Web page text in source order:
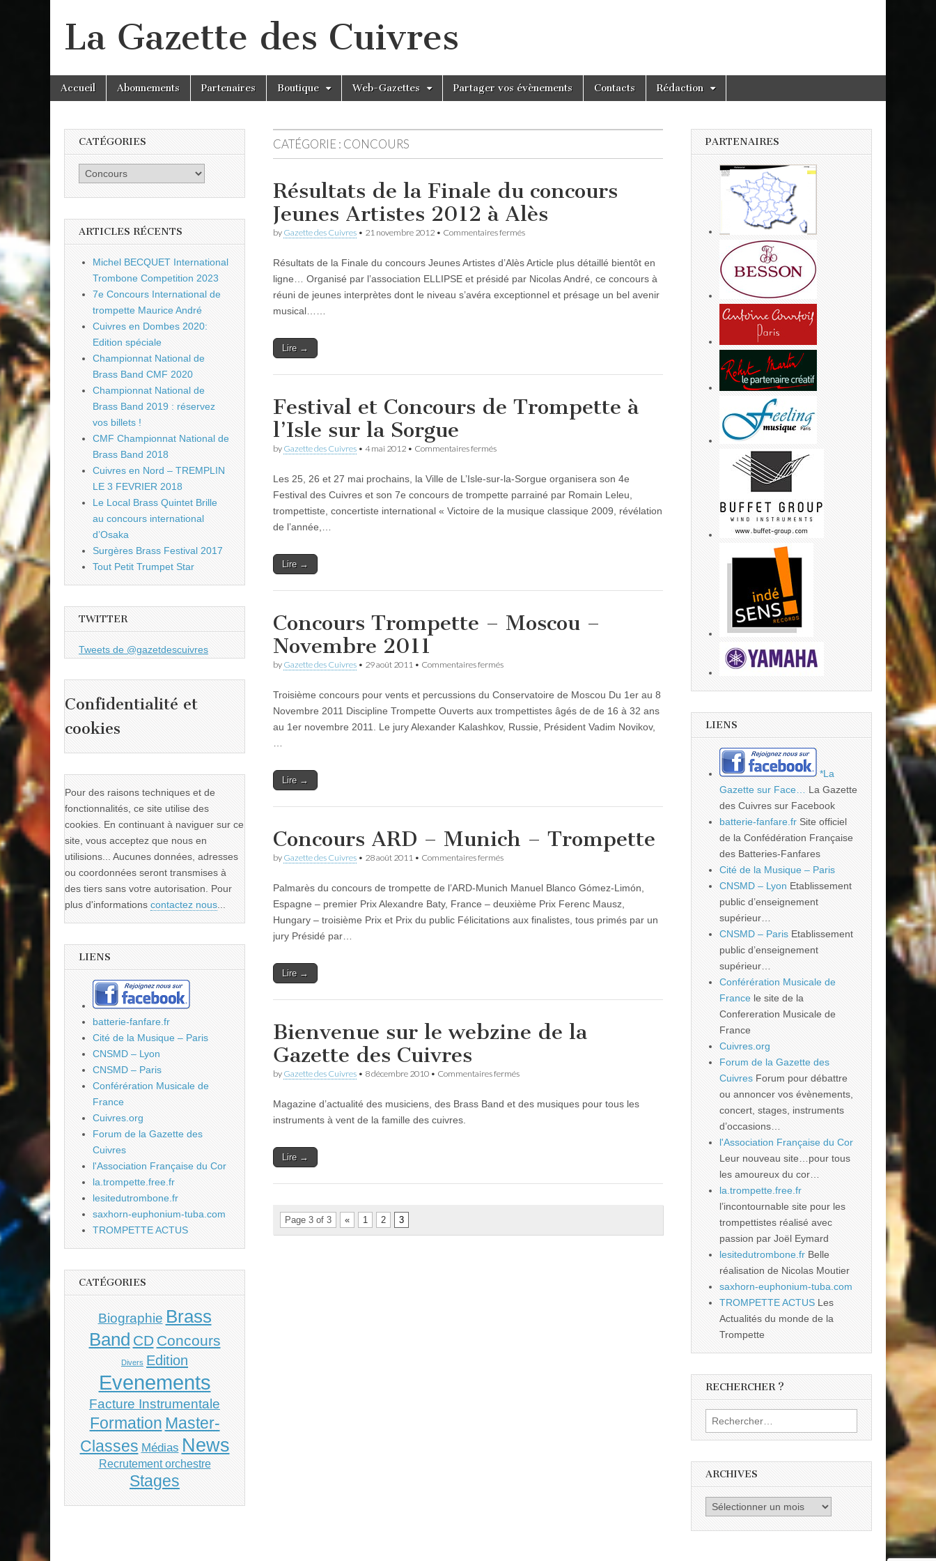
La Gazette des Cuivres
Main
menu
Skip
Accueil Abonnements Partenaires Boutique Web-Gazettes Partager vos évènements Contacts Rédaction
CATÉGORIE : CONCOURS
Résultats de la Finale du concours
Jeunes Artistes 2012 à Alès
by Gazette des Cuivres • 21 novembre 2012 • Commentaires ferméssur
la
Finale
concours
Résultats de la Finale du concours Jeunes Artistes d’Alès Article plus détaillé bientôt en
ligne… Organisé par l’association ELLIPSE et présidé par Nicolas André, ce concours à
réuni de jeunes interprètes dont le niveau s’avéra exceptionnel et présage un bel avenir
musical……
Lire →
Festival et Concours de Trompette à
l’Isle sur la Sorgue
by Gazette des Cuivres • 4 mai 2012 • Commentaires ferméssur
Concours
de
Trompette
à
Les 25, 26 et 27 mai prochains, la Ville de L’Isle-sur-la-Sorgue organisera son 4e
Festival des Cuivres et son 7e concours de trompette parrainé par Romain Leleu,
trompettiste, concertiste international « Victoire de la musique classique 2009, révélation
de l’année,…
Lire →
Concours Trompette – Moscou –
Novembre 2011
by Gazette des Cuivres • 29 août 2011 • Commentaires ferméssur
–
Moscou
Novembre
Troisième concours pour vents et percussions du Conservatoire de Moscou Du 1er au 8
Novembre 2011 Discipline Trompette Ouverts aux trompettistes âgés de de 16 à 32 ans
au 1er novembre 2011. Le jury Alexander Kalashkov, Russie, Président Vadim Novikov,
Lire →
Concours ARD – Munich – Trompette
by Gazette des Cuivres • 28 août 2011 • Commentaires ferméssur
–
Munich
Trompette
Palmarès du concours de trompette de l’ARD-Munich Manuel Blanco Gómez-Limón,
Espagne – premier Prix Alexandre Baty, France – deuxième Prix Ferenc Mausz,
Hungary – troisième Prix et Prix du public Félicitations aux finalistes, tous primés par un
jury Présidé par…
Lire →
Bienvenue sur le webzine de la
Gazette des Cuivres
by Gazette des Cuivres • 8 décembre 2010 • Commentaires ferméssur
le
Magazine d’actualité des musiciens, des Brass Band et des musiques pour tous les
instruments à vent de la famille des cuivres.
Lire →
Page 3 of 3 « 1 2 3
CATÉGORIES
Catégories
ARTICLES RÉCENTS
Michel BECQUET International
Trombone Competition 2023
7e Concours International de
trompette Maurice André
Cuivres en Dombes 2020:
Edition spéciale
Championnat National de
Brass Band CMF 2020
Championnat National de
Brass Band 2019 : réservez
vos billets !
CMF Championnat National de
Brass Band 2018
Cuivres en Nord – TREMPLIN
LE 3 FEVRIER 2018
Le Local Brass Quintet Brille
au concours international
d’Osaka
Surgères Brass Festival 2017
Tout Petit Trumpet Star
TWITTER
Tweets de @gazetdescuivres
Confidentialité et
cookies
Pour des raisons techniques et de
fonctionnalités, ce site utilise des
cookies. En continuant à naviguer sur ce
site, vous acceptez que nous en
utilisions... Aucunes données, adresses
ou coordonnées seront transmises à
des tiers sans votre autorisation. Pour
plus d'informations contactez nous...
LIENS
batterie-fanfare.fr
Cité de la Musique – Paris
CNSMD – Lyon
CNSMD – Paris
Conférération Musicale de
France
Cuivres.org
Forum de la Gazette des
Cuivres
l'Association Française du Cor
la.trompette.free.fr
lesitedutrombone.fr
saxhorn-euphonium-tuba.com
TROMPETTE ACTUS
CATÉGORIES
Biographie Brass
Band CD Concours
Divers Edition
Evenements
Facture Instrumentale
Formation Master-
Classes Médias News
Recrutement orchestre
Stages
PARTENAIRES
LIENS
*La
Gazette sur Face…
La Gazette
des Cuivres sur Facebook
batterie-fanfare.fr Site officiel
de la Confédération Française
des Batteries-Fanfares
Cité de la Musique – Paris
CNSMD – Lyon Etablissement
public d’enseignement
supérieur…
CNSMD – Paris Etablissement
public d’enseignement
supérieur…
Conférération Musicale de
France le site de la
Confereration Musicale de
France
Cuivres.org
Forum de la Gazette des
Cuivres Forum pour débattre
ou annoncer vos évènements,
concert, stages, instruments
d’occasions…
l'Association Française du Cor
Leur nouveau site…pour tous
les amoureux du cor…
la.trompette.free.fr
l’incontournable site pour les
trompettistes réalisé avec
passion par Joël Eymard
lesitedutrombone.fr Belle
réalisation de Nicolas Moutier
saxhorn-euphonium-tuba.com
TROMPETTE ACTUS Les
Actualités du monde de la
Trompette
RECHERCHER ?
Rechercher :
ARCHIVES
Archives